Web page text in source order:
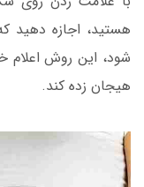
هستید، اجازه دهید
شود، این روش اعلام
هیجان زده کند.